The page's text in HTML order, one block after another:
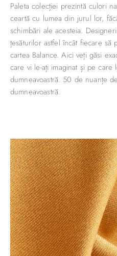
Paleta colecției prezintă culori
ceartă cu lumea din jurul lor,
schimbări ale acesteia.
țesăturilor astfel încât fiecare să
cartea Balance. Aici veți găsi
care vi le-ați imaginat și pe care
dumneavoastră. 50 de nuanțe
dumneavoastră.